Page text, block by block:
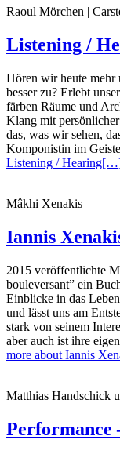
Raoul Mörchen |
Listening /
Hören wir heute mehr
besser zu? Erlebt
färben Räume und
Klang mit
das, was wir sehen,
Komponistin im
Listening / Hearing
Mâkhi Xenakis
Iannis
2015 veröffentlichte
bouleversant” ein
Einblicke in das
und lässt uns am
stark von seinem
aber auch ist ihre
more about Iannis
Matthias Handschick